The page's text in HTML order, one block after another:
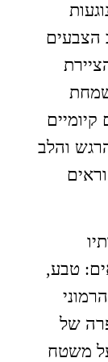
הצבעים
והלב
טבע,
של
משטח